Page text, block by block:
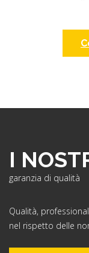
I
garanzia di qualità
Qualità,
nel rispetto delle